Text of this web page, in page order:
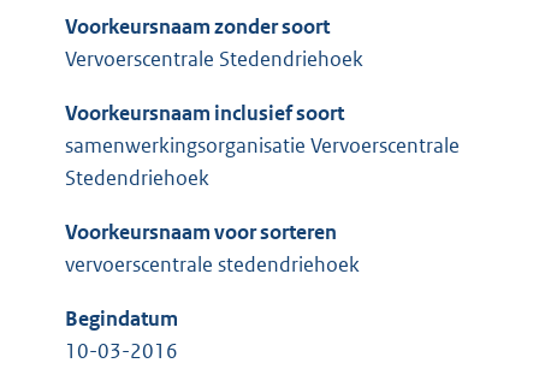
Voorkeursnaam zonder soort
Vervoerscentrale Stedendriehoek
Voorkeursnaam inclusief soort
samenwerkingsorganisatie Vervoerscentrale
Stedendriehoek
Voorkeursnaam voor sorteren
vervoerscentrale stedendriehoek
Begindatum
10-03-2016